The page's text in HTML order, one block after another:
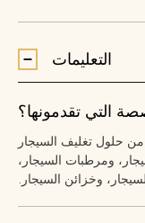
التعليمات
التي تقدمونها؟
حلول تغليف السيجار
ومرطبات السيجار،
وخزائن السيجار.